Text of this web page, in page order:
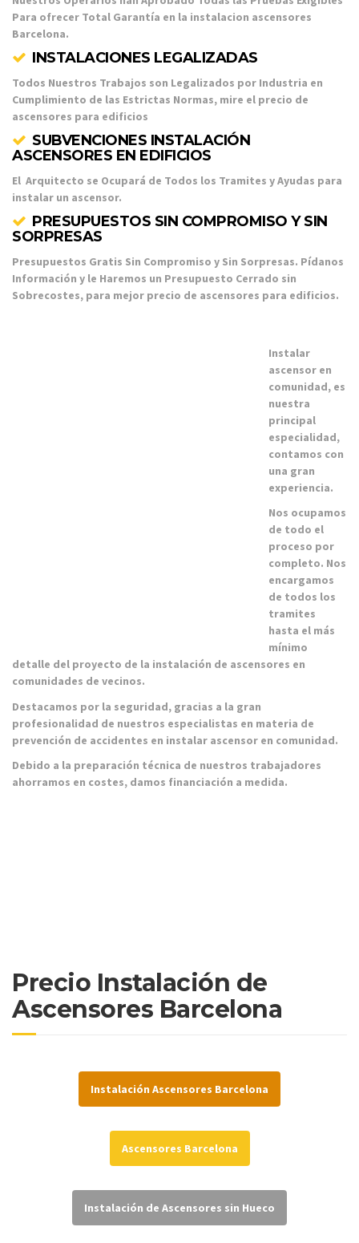
Para ofrecer Total Garantía en la instalacion ascensores
Barcelona.
INSTALACIONES LEGALIZADAS
Todos Nuestros Trabajos son Legalizados por Industria en
Cumplimiento de las Estrictas Normas, mire el precio de
ascensores para edificios
SUBVENCIONES INSTALACIÓN
ASCENSORES EN EDIFICIOS
El Arquitecto se Ocupará de Todos los Tramites y Ayudas para
instalar un ascensor.
PRESUPUESTOS SIN COMPROMISO Y SIN
SORPRESAS
Presupuestos Gratis Sin Compromiso y Sin Sorpresas. Pídanos
Información y le Haremos un Presupuesto Cerrado sin
Sobrecostes, para mejor precio de ascensores para edificios.
Instalar
ascensor en
comunidad, es
nuestra
principal
especialidad,
contamos con
una gran
experiencia.
Nos ocupamos
de todo el
proceso por
completo. Nos
encargamos
de todos los
tramites
hasta el más
mínimo
detalle del proyecto de la instalación de ascensores en
comunidades de vecinos.
Destacamos por la seguridad, gracias a la gran
profesionalidad de nuestros especialistas en materia de
prevención de accidentes en instalar ascensor en comunidad.
Debido a la preparación técnica de nuestros trabajadores
ahorramos en costes, damos financiación a medida.
Precio Instalación de
Ascensores Barcelona
Instalación Ascensores Barcelona
Ascensores Barcelona
Instalación de Ascensores sin Hueco